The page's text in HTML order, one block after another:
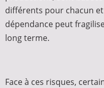
différents pour chacun
dépendance peut
long terme.
Face à ces risques,